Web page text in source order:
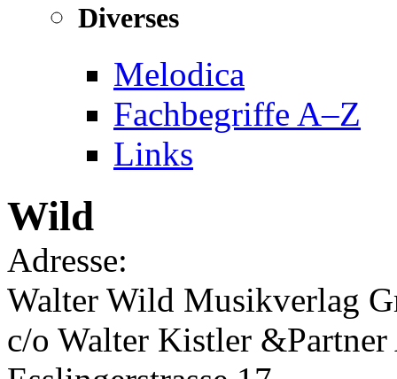
Diverses
Melodica
Fachbegriffe A–Z
Links
Wild
Adresse:
Walter Wild Musikverlag
c/o Walter Kistler &Partner